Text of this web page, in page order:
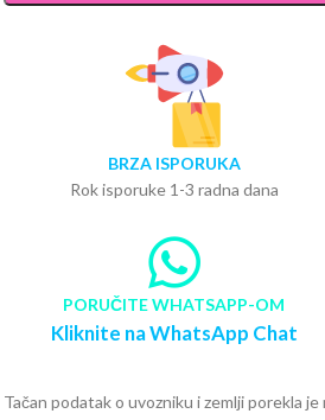
BRZA ISPORUKA
Rok isporuke 1-3 radna dana
PORUČITE WHATSAPP-OM
Kliknite na WhatsApp Chat
Tačan podatak o uvozniku i zemlji porekla